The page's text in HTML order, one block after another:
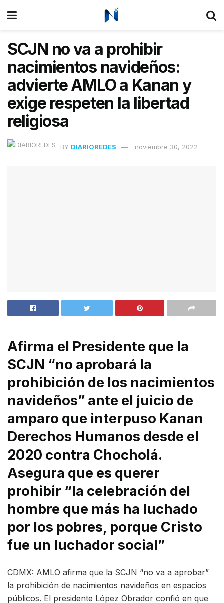
SCJN no va a prohibir
nacimientos navideños:
advierte AMLO a Kanan y
exige respeten la libertad
religiosa
BY DIARIOREDES noviembre 30, 2022
Afirma el Presidente que la
SCJN “no aprobará la
prohibición de los nacimientos
navideños” ante el juicio de
amparo que interpuso Kanan
Derechos Humanos desde el
2020 contra Chocholá.
Asegura que es querer
prohibir “la celebración del
hombre que más ha luchado
por los pobres, porque Cristo
fue un luchador social”
CDMX: AMLO afirma que la SCJN “no va a aprobar”
la prohibición de nacimientos navideños en espacios
públicos. El presidente López Obrador confió en que